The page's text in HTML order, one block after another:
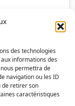
des technologies
informations des
permettra de
navigation ou les ID
de retirer son
caractéristiques